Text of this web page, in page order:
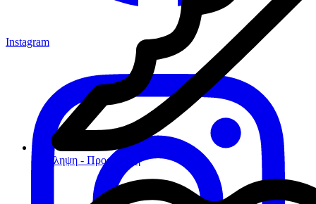
Πρόληψη - Προφύλαξη
Instagram